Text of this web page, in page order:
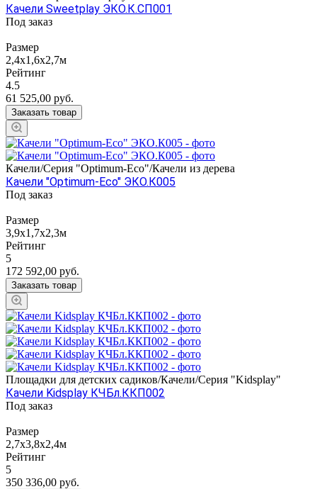
Качели Sweetplay ЭКО.К.СП001
Под заказ
Размер
2,4х1,6х2,7м
Рейтинг
4.5
61 525,00 руб.
Заказать товар
Качели/Серия "Оptimum-Еco"/Качели из дерева
Качели "Оptimum-Еco" ЭКО.К005
Под заказ
Размер
3,9х1,7х2,3м
Рейтинг
5
172 592,00 руб.
Заказать товар
Площадки для детских садиков/Качели/Серия "Kidsplay"
Качели Kidsplay КЧБл.ККП002
Под заказ
Размер
2,7х3,8х2,4м
Рейтинг
5
350 336,00 руб.